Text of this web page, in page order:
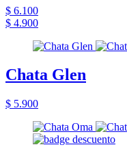
$ 6.100
$ 4.900
Chata Glen
$ 5.900